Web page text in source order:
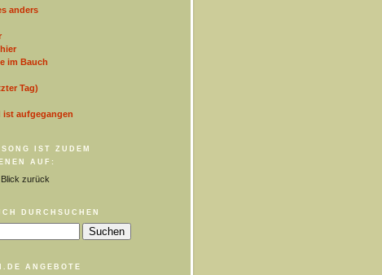
anders
im Bauch
Tag)
ist aufgegangen
IST ZUDEM
AUF:
zurück
DURCHSUCHEN
ANGEBOTE